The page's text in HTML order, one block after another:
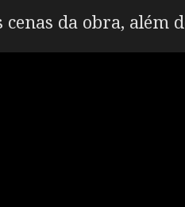
cenas da obra, além